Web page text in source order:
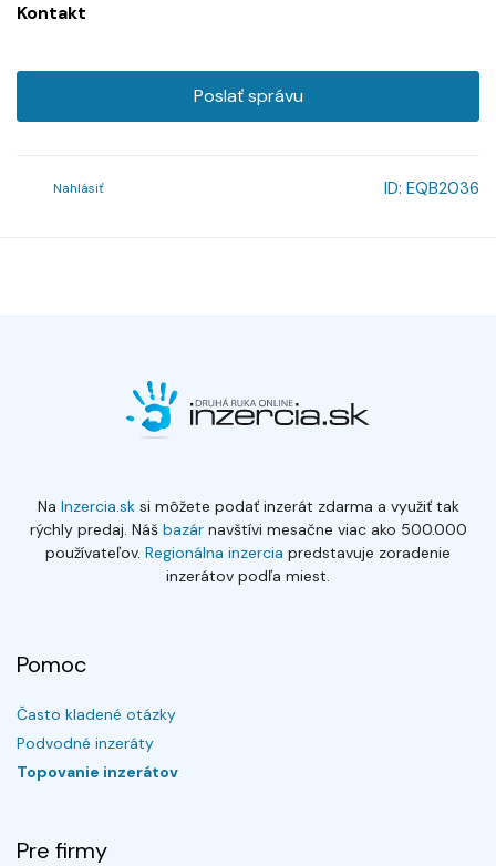
Kontakt
Poslať správu
Nahlásiť ID: EQB2036
Na Inzercia.sksi môžete podať inzerát zdarma a využiť tak
rýchly predaj. Náš bazárnavštívi mesačne viac ako 500.000
používateľov. Regionálna inzercia predstavuje zoradenie
inzerátov podľa miest.
Pomoc
Často kladené otázky
Podvodné inzeráty
Topovanie inzerátov
Pre firmy